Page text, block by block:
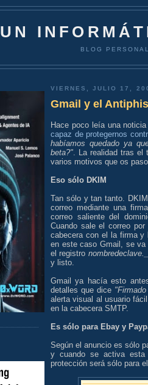
UN
BLOG
VIERNES, JULIO 17,
Gmail y el
Hace poco leía una
capaz de protegernos
habíamos quedado ya
beta?" . La realidad tras
varios motivos que os paso
Eso sólo DKIM
Tan sólo y tan tanto.
correo mediante una
correo saliente del
Cuando sale el correo
cabecera con el la firma y
en este caso Gmail, se
el registro
y listo.
Gmail ya hacía esto
detalles que dice
alerta visual al usuario
en la cabecera SMTP.
Es sólo para Ebay y
Según el anuncio es sólo
y cuando se activa esta
protección será sólo para